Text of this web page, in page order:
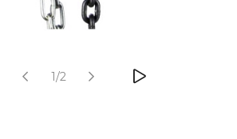
1/2